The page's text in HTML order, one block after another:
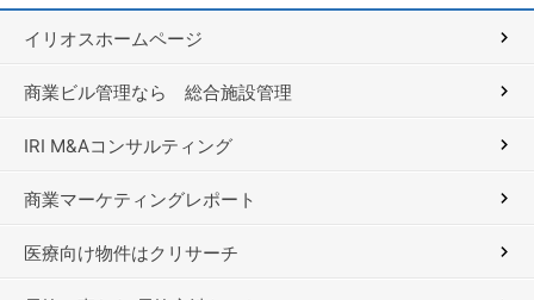
イリオスホームページ
商業ビル管理なら 総合施設管理
IRI M&Aコンサルティング
商業マーケティングレポート
医療向け物件はクリサーチ